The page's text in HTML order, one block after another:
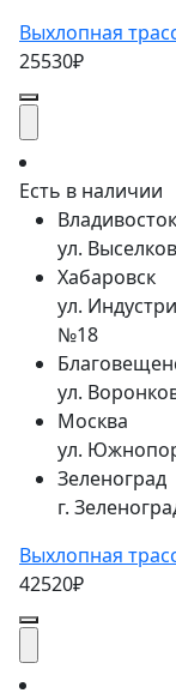
Выхлопная
25530₽
Есть в наличии
Владивосток
ул.
Хабаровск
ул.
№18
ул.
Москва
ул.
Зеленоград
г.
Выхлопная
42520₽